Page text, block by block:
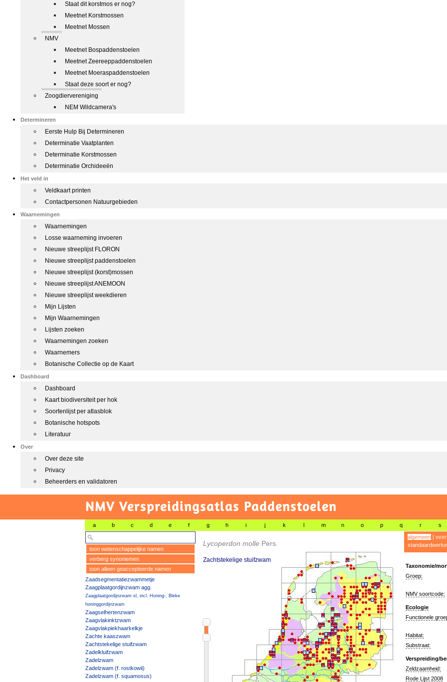
Staat dit korstmos er nog?
Meetnet Korstmossen
Meetnet Mossen
NMV
Meetnet Bospaddenstoelen
Meetnet Zeereeppaddenstoelen
Meetnet Moeraspaddenstoelen
Staat deze soort er nog?
Zoogdiervereniging
NEM Wildcamera's
Determineren
Eerste Hulp Bij Determineren
Determinatie Vaatplanten
Determinatie Korstmossen
Determinatie Orchideeën
Het veld in
Veldkaart printen
Contactpersonen Natuurgebieden
Waarnemingen
Waarnemingen
Losse waarneming invoeren
Nieuwe streeplijst FLORON
Nieuwe streeplijst paddenstoelen
Nieuwe streeplijst (korst)mossen
Nieuwe streeplijst ANEMOON
Nieuwe streeplijst weekdieren
Mijn Lijsten
Mijn Waarnemingen
Lijsten zoeken
Waarnemingen zoeken
Waarnemers
Botanische Collectie op de Kaart
Dashboard
Dashboard
Kaart biodiversiteit per hok
Soortenlijst per atlasblok
Botanische hotspots
Literatuur
Over
Over deze site
Privacy
Beheerders en validatoren
NMV Verspreidingsatlas Paddenstoelen
a b c d e f g h i j k l m n o p q r s
toon wetenschappelijke namen
verberg synoniemen
toon alleen geaccepteerde namen
Zaadsegmentatiezwammetje
Zaagplaatgordijnzwam agg.
Zaagplaatgordijnzwam sl, incl. Honing-, Bleke
honinggordijnzwam
Zaagselhertenzwam
Zaagvlakinktzwam
Zaagvlakpiekhaarkelkje
Zachte kaaszwam
Zachtstekelige stuifzwam
Zadelkluifzwam
Zadelzwam
Zadelzwam (f. rostkowii)
Zadelzwam (f. squamosus)
Lycoperdon molle Pers.
Zachtstekelige stuifzwam
algemeen|
Taxonomie/
Groep:
NMV soortcode:
Ecologie
Functionele
Habitat:
Substraat:
Verspreiding/
Zeldzaamheid:
Rode Lijst 2008